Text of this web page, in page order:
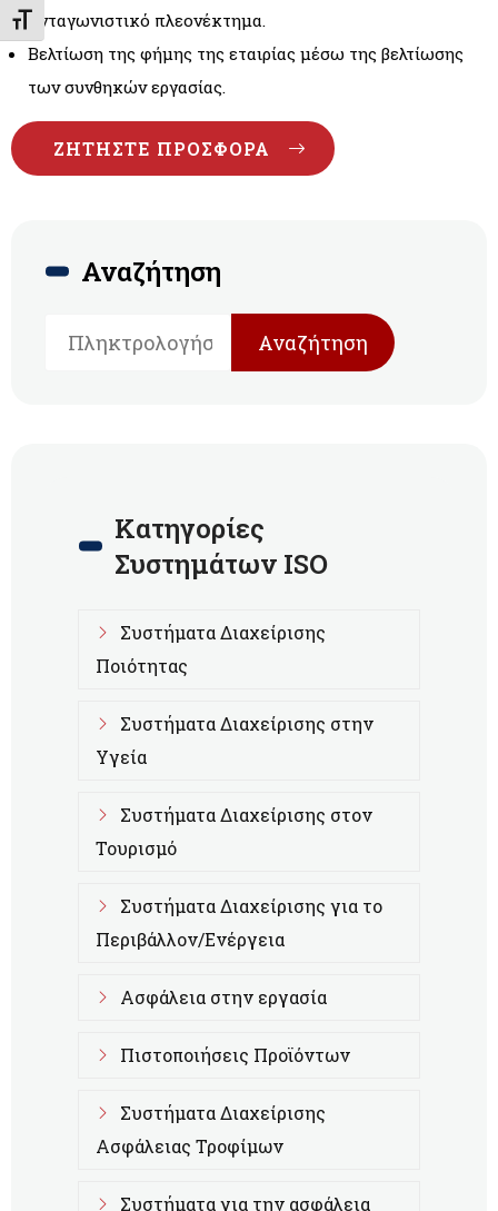
Εναλλαγή Μεγέθους Γραμμάτων
Ανταγωνιστικό πλεονέκτημα.
Βελτίωση της φήμης της εταιρίας μέσω της βελτίωσης
των συνθηκών εργασίας.
ΖΗΤΉΣΤΕ ΠΡΟΣΦΟΡΆ
Αναζήτηση
Αναζήτηση
Κατηγορίες
Συστημάτων ISO
Συστήματα Διαχείρισης
Ποιότητας
Συστήματα Διαχείρισης στην
Υγεία
Συστήματα Διαχείρισης στον
Τουρισμό
Συστήματα Διαχείρισης για το
Περιβάλλον/Ενέργεια
Ασφάλεια στην εργασία
Πιστοποιήσεις Προϊόντων
Συστήματα Διαχείρισης
Ασφάλειας Τροφίμων
Συστήματα για την ασφάλεια